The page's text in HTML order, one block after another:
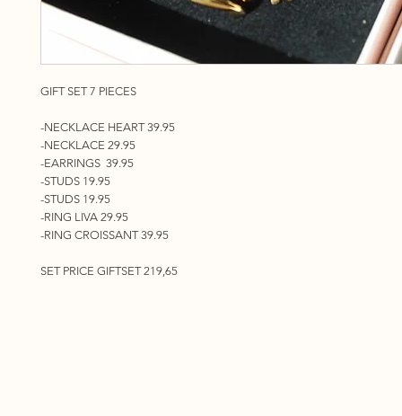
GIFT SET 7 PIECES
-NECKLACE HEART 39.95
-NECKLACE 29.95
-EARRINGS 39.95
-STUDS 19.95
-STUDS 19.95
-RING LIVA 29.95
-RING CROISSANT 39.95
SET PRICE GIFTSET 219,65